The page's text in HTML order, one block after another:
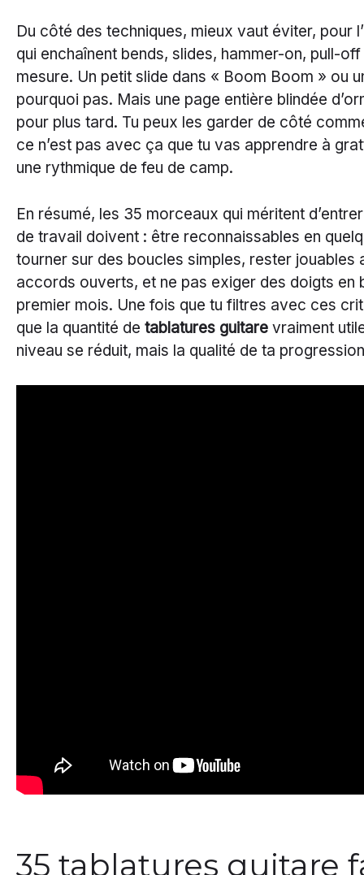
Du côté des techniques, mieux vaut éviter, pour
qui enchaînent bends, slides, hammer-on, pull-
mesure. Un petit slide dans « Boom Boom » ou
pourquoi pas. Mais une page entière blindée
pour plus tard. Tu peux les garder de côté
ce n’est pas avec ça que tu vas apprendre à
une rythmique de feu de camp.
En résumé, les 35 morceaux qui méritent
de travail doivent : être reconnaissables en
tourner sur des boucles simples, rester jouables
accords ouverts, et ne pas exiger des doigts en
premier mois. Une fois que tu filtres avec ces
que la quantité de tablatures guitare vraiment
niveau se réduit, mais la qualité de ta
35 tablatures guitare